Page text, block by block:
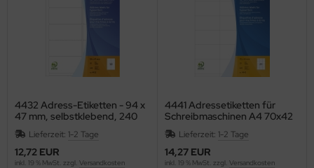
4432 Adress-Etiketten - 94 x
47 mm, selbstklebend, 240
Stück
Lieferzeit: 1-2 Tage
12,72 EUR
inkl. 19 % MwSt. zzgl. Versandkosten
4441 Adressetiketten für
Schreibmaschinen A4 70x42
mm Papier matt Ecken spitz
420 St.Lieferzeit: 1-2 Tage
14,27 EUR
inkl. 19 % MwSt. zzgl. Versandkosten